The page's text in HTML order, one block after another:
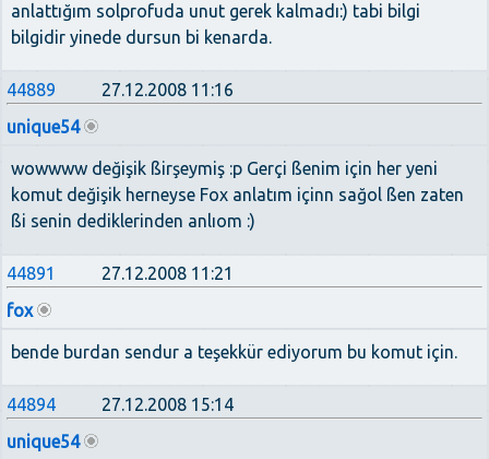
anlattığım solprofuda unut gerek kalmadı:) tabi bilgi
bilgidir yinede dursun bi kenarda.
44889
27.12.2008 11:16
unique54
wowwww değişik ßirşeymiş :p Gerçi ßenim için her yeni
komut değişik herneyse Fox anlatım içinn sağol ßen zaten
ßi senin dediklerinden anlıom :)
44891
27.12.2008 11:21
fox
bende burdan sendur a teşekkür ediyorum bu komut için.
44894
27.12.2008 15:14
unique54